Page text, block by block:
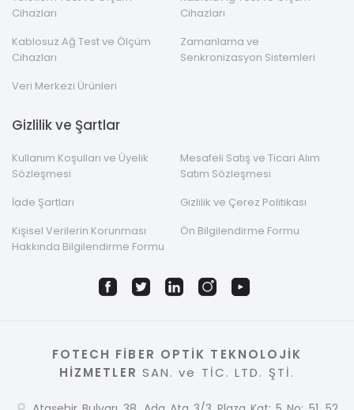
Cihazları
Cihazları
Kablosuz Ağ Test ve Ölçüm
Cihazları
Zamanlama ve
Senkronizasyon Sistemleri
Veri Merkezi Ürünleri
Gizlilik ve Şartlar
Kullanım Koşulları ve Üyelik
Sözleşmesi
Mesafeli Satış ve Ticari Alım
Satım Sözleşmesi
İade Şartları
Gizlilik ve Çerez Politikası
Kişisel Verilerin Korunması
Hakkında Bilgilendirme Formu
Ön Bilgilendirme Formu
FOTECH FİBER OPTİK TEKNOLOJİK
HİZMETLER SAN. ve TİC. LTD. ŞTİ.